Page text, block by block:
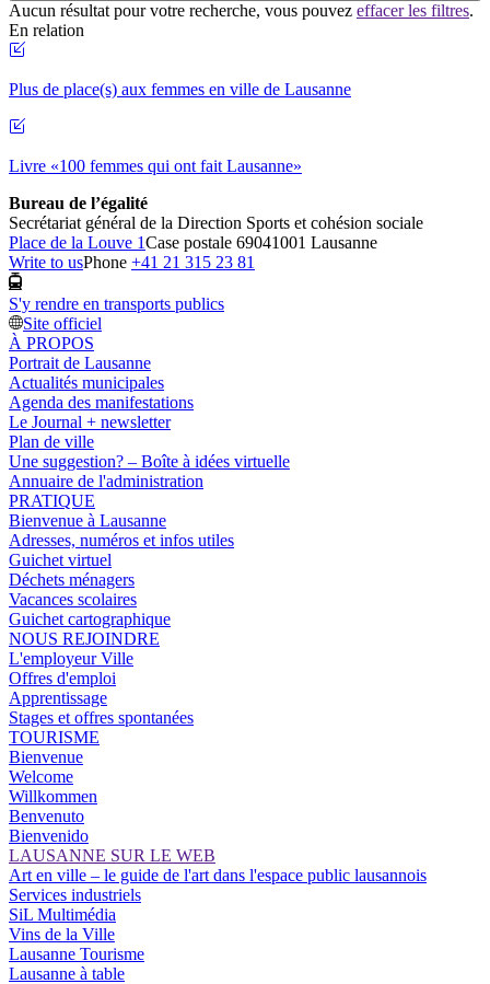
Aucun résultat pour votre recherche, vous pouvez effacer les filtres.
En relation
Plus de place(s) aux femmes en ville de Lausanne
Livre «100 femmes qui ont fait Lausanne»
Bureau de l’égalité
Secrétariat général de la Direction Sports et cohésion sociale
Place de la Louve 1Case postale 69041001 Lausanne
Write to usPhone +41 21 315 23 81
S'y rendre en transports publics
Site officiel
À PROPOS
Portrait de Lausanne
Actualités municipales
Agenda des manifestations
Le Journal + newsletter
Plan de ville
Une suggestion? – Boîte à idées virtuelle
Annuaire de l'administration
PRATIQUE
Bienvenue à Lausanne
Adresses, numéros et infos utiles
Guichet virtuel
Déchets ménagers
Vacances scolaires
Guichet cartographique
NOUS REJOINDRE
L'employeur Ville
Offres d'emploi
Apprentissage
Stages et offres spontanées
TOURISME
Bienvenue
Welcome
Willkommen
Benvenuto
Bienvenido
LAUSANNE SUR LE WEB
Art en ville – le guide de l'art dans l'espace public lausannois
Services industriels
SiL Multimédia
Vins de la Ville
Lausanne Tourisme
Lausanne à table